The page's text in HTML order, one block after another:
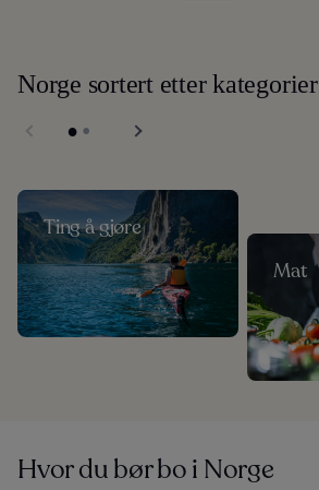
Norge sortert etter kategorier
Ting å gjøre
Mat
Hvor du bør bo i Norge